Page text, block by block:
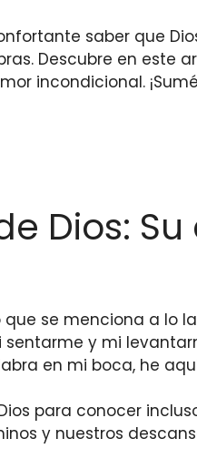
saber que
Descubre en este
incondicional.
Dios:
se menciona a lo
y mi
en mi boca, he
para conocer
y nuestros